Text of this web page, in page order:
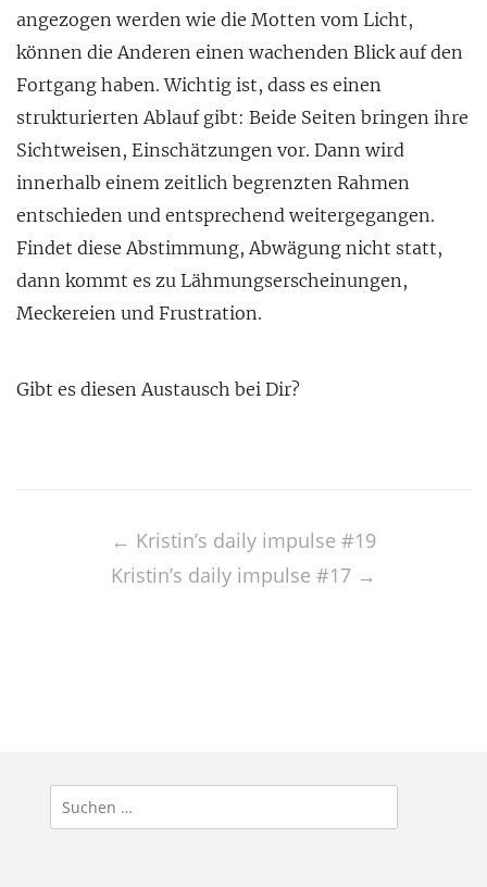
angezogen werden wie die Motten vom Licht,
können die Anderen einen wachenden Blick auf den
Fortgang haben. Wichtig ist, dass es einen
strukturierten Ablauf gibt: Beide Seiten bringen ihre
Sichtweisen, Einschätzungen vor. Dann wird
innerhalb einem zeitlich begrenzten Rahmen
entschieden und entsprechend weitergegangen.
Findet diese Abstimmung, Abwägung nicht statt,
dann kommt es zu Lähmungserscheinungen,
Meckereien und Frustration.
Gibt es diesen Austausch bei Dir?
navigation
← Kristin’s daily impulse #19
Kristin’s daily impulse #17 →
Suchen
nach: